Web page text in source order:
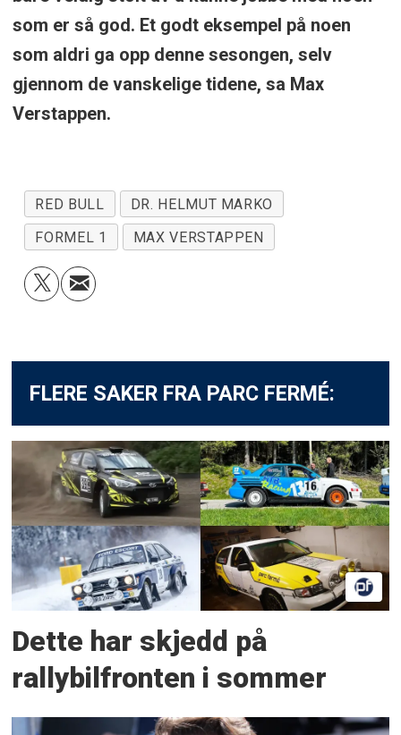
som er så god. Et godt eksempel på noen
som aldri ga opp denne sesongen, selv
gjennom de vanskelige tidene, sa Max
Verstappen.
RED BULL
DR. HELMUT MARKO
FORMEL 1
MAX VERSTAPPEN
FLERE SAKER FRA PARC FERMÉ:
Dette har skjedd på
rallybilfronten i sommer